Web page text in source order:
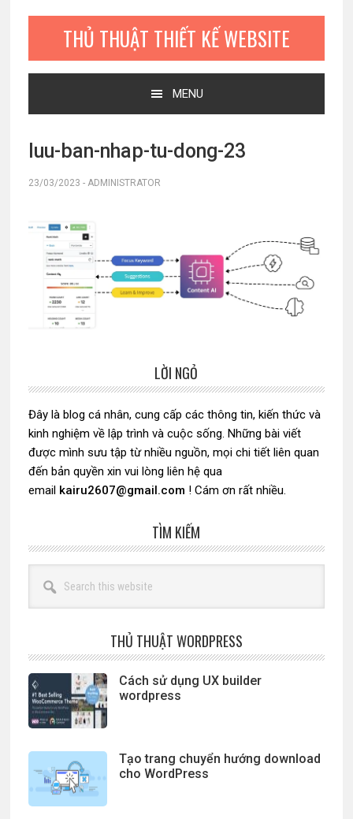
THỦ THUẬT THIẾT KẾ WEBSITE
MENU
luu-ban-nhap-tu-dong-23
23/03/2023 - ADMINISTRATOR
chính
LỜI NGỎ
Đây là blog cá nhân, cung cấp các thông tin, kiến thức và
kinh nghiệm về lập trình và cuộc sống. Những bài viết
được mình sưu tập từ nhiều nguồn, mọi chi tiết liên quan
đến bản quyền xin vui lòng liên hệ qua
email kairu2607@gmail.com ! Cám ơn rất nhiều.
TÌM KIẾM
this
website
THỦ THUẬT WORDPRESS
Cách sử dụng UX builder
wordpress
Tạo trang chuyển hướng download
cho WordPress